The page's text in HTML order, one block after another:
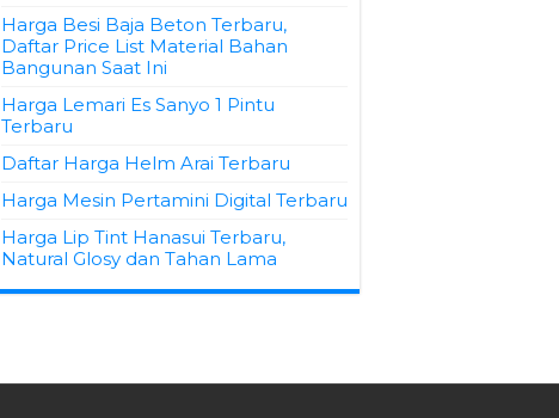
Harga Besi Baja Beton Terbaru,
Daftar Price List Material Bahan
Bangunan Saat Ini
Harga Lemari Es Sanyo 1 Pintu
Terbaru
Daftar Harga Helm Arai Terbaru
Harga Mesin Pertamini Digital Terbaru
Harga Lip Tint Hanasui Terbaru,
Natural Glosy dan Tahan Lama